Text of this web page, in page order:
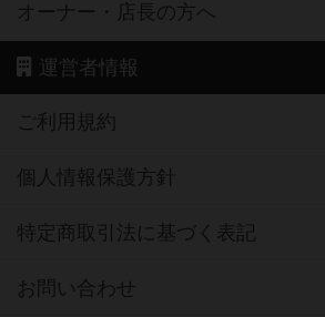
オーナー・店長の方へ
運営者情報
ご利用規約
個人情報保護方針
特定商取引法に基づく表記
お問い合わせ